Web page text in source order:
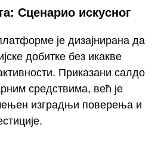
Сценарио искусног
је дизајнирана да
добитке без икакве
Приказани салдо
средствима, већ је
изградњи поверења и